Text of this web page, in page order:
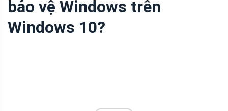
bảo vệ Windows trên
Windows 10?